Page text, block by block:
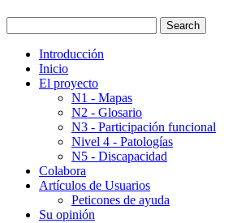
Introducción
Inicio
El proyecto
N1 - Mapas
N2 - Glosario
N3 - Participación funcional
Nivel 4 - Patologías
N5 - Discapacidad
Colabora
Artículos de Usuarios
Peticones de ayuda
Su opinión